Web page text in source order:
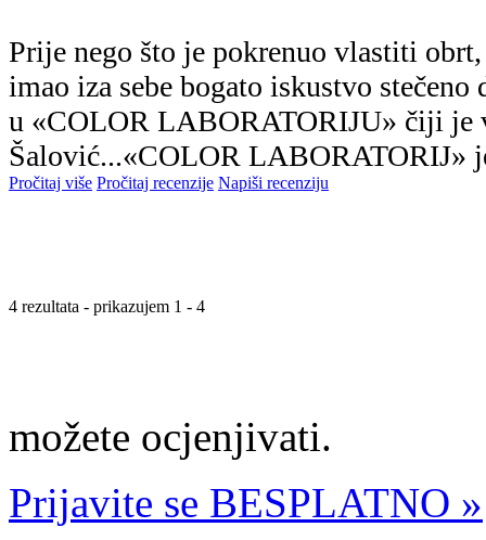
Prije nego što je pokrenuo vlastiti
imao iza sebe bogato iskustvo
u «COLOR LABORATORIJU» čiji je
Šalović...«COLOR LABORATORIJ»
Pročitaj više Pročitaj recenzije Napiši recenziju
4 rezultata - prikazujem 1 - 4
možete ocjenjivati.
Prijavite se BESPLATNO »